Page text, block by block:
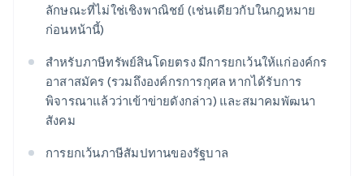
ลักษณะที่ไม่ใช่เชิงพาณิชย์ (เช่นเดียวกับในกฎหมาย
ก่อนหน้านี้)
สำหรับภาษีทรัพย์สินโดยตรง มีการยกเว้นให้แก่องค์กร
อาสาสมัคร (รวมถึงองค์กรการกุศล หากได้รับการ
พิจารณาแล้วว่าเข้าข่ายดังกล่าว) และสมาคมพัฒนา
สังคม
การยกเว้นภาษีสัมปทานของรัฐบาล